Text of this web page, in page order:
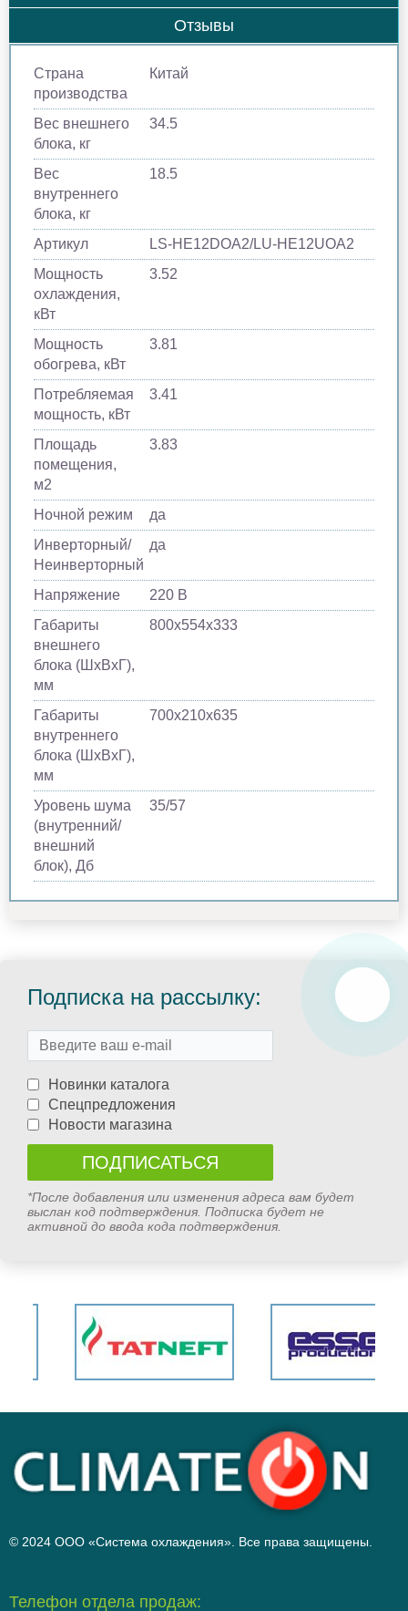
Отзывы
Страна
производства
Китай
Вес внешнего
блока, кг
34.5
Вес
внутреннего
блока, кг
18.5
Артикул
LS-HE12DOA2/LU-HE12UOA2
Мощность
охлаждения,
кВт
3.52
Мощность
обогрева, кВт
3.81
Потребляемая
мощность, кВт
3.41
Площадь
помещения,
м2
3.83
Ночной режим
да
Инверторный/
Неинверторный
да
Напряжение
220 В
Габариты
внешнего
блока (ШхВхГ),
мм
800х554х333
Габариты
внутреннего
блока (ШхВхГ),
мм
700х210х635
Уровень шума
(внутренний/
внешний
блок), Дб
35/57
Подписка на рассылку:
Новинки каталога
Спецпредложения
Новости магазина
*После добавления или изменения адреса вам будет
выслан код подтверждения. Подписка будет не
активной до ввода кода подтверждения.
© 2024 ООО «Система охлаждения». Все права защищены.
Телефон отдела продаж: